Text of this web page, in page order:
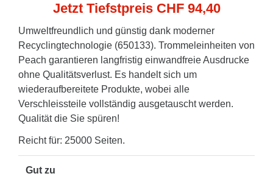
Jetzt Tiefstpreis CHF 94,40
Umweltfreundlich und günstig dank moderner
Recyclingtechnologie (650133). Trommeleinheiten von
Peach garantieren langfristig einwandfreie Ausdrucke
ohne Qualitätsverlust. Es handelt sich um
wiederaufbereitete Produkte, wobei alle
Verschleissteile vollständig ausgetauscht werden.
Qualität die Sie spüren!
Reicht für: 25000 Seiten.
Gut zu